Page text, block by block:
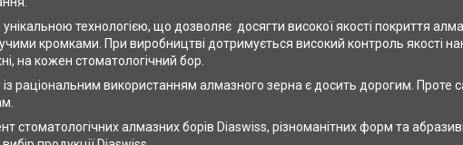
технологією, що дозволяє досягти високої якості покриття
кромками. При виробництві дотримується високий контроль якості
на кожен стоматологічний бор.
раціональним використанням алмазного зерна є досить дорогим. Проте
стоматологічних алмазних борів Diaswiss, різноманітних форм та